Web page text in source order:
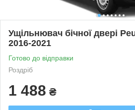
Ущільнювач бічної двері
2016-2021
Готово до відправки
Роздріб
1 488 ₴